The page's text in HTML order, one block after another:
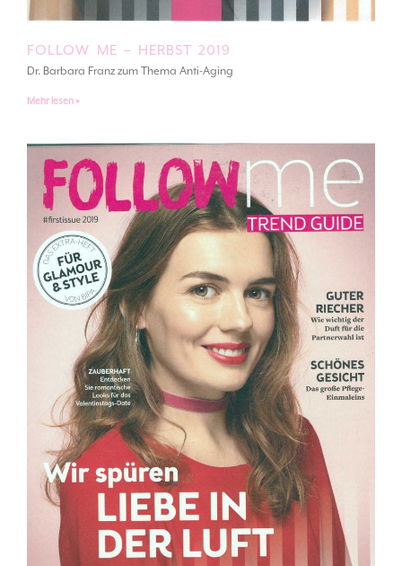
FOLLOW ME – HERBST 2019
Dr. Barbara Franz zum Thema Anti-Aging
Mehr lesen »